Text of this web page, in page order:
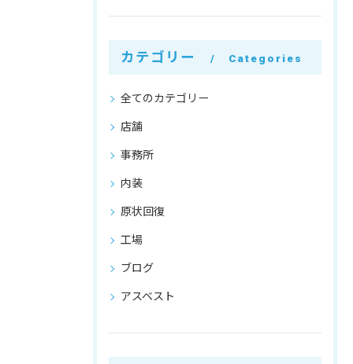
カテゴリー Categories
全てのカテゴリー
店舗
事務所
内装
原状回復
工場
ブログ
アスベスト